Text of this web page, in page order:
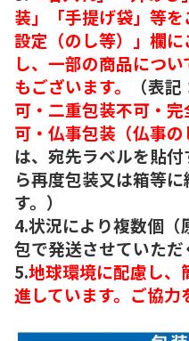
装」「手提げ袋」等
設定（のし等）」欄
し、一部の商品につ
もございます。
（表記
可・二重包装不可・
可・仏事包装（仏事の
は、宛先ラベルを貼
ら再度包装又は箱等
す。）
4.状況により複数個
包で発送させていただ
5.地球環境に配慮し、
進しています。ご協力